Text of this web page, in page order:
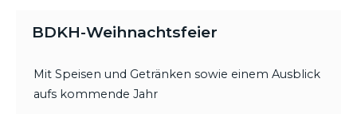
BDKH-Weihnachtsfeier
Mit Speisen und Getränken sowie einem Ausblick
aufs kommende Jahr